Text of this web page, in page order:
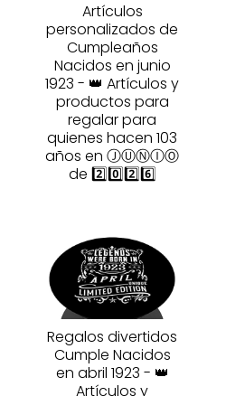
Artículos
personalizados de
Cumpleaños
Nacidos en junio
1923 - 👑 Artículos y
productos para
regalar para
quienes hacen 103
años en ⒿⓊⓃⒾⓄ
de 2️⃣0️⃣2️⃣6️⃣
Regalos divertidos
Cumple Nacidos
en abril 1923 - 👑
Artículos y